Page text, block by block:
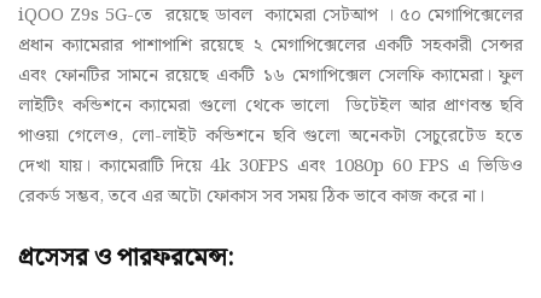
iQOO Z9s 5G-তে রয়েছে ডাবল ক্যামেরা সেটআপ । ৫০ মেগাপিক্সেলের
প্রধান ক্যামেরার পাশাপাশি রয়েছে ২ মেগাপিক্সেলের একটি সহকারী সেন্সর
এবং ফোনটির সামনে রয়েছে একটি ১৬ মেগাপিক্সেল সেলফি ক্যামেরা। ফুল
লাইটিং কন্ডিশনে ক্যামেরা গুলো থেকে ভালো ডিটেইল আর প্রাণবন্ত ছবি
পাওয়া গেলেও, লো-লাইট কন্ডিশনে ছবি গুলো অনেকটা সেচুরেটেড হতে
দেখা যায়। ক্যামেরাটি দিয়ে 4k 30FPS এবং 1080p 60 FPS এ ভিডিও
রেকর্ড সম্ভব, তবে এর অটো ফোকাস সব সময় ঠিক ভাবে কাজ করে না।
প্রসেসর ও পারফরমেন্স: